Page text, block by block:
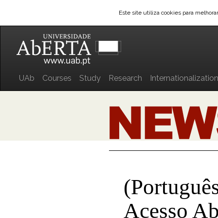
Este site utiliza cookies para
UAb Courses Study Research Internationalization
Acesso